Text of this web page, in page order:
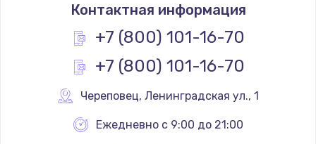
Контактная информация
+7 (800) 101-16-70
+7 (800) 101-16-70
Череповец, Ленинградская ул., 1
Ежедневно с 9:00 до 21:00